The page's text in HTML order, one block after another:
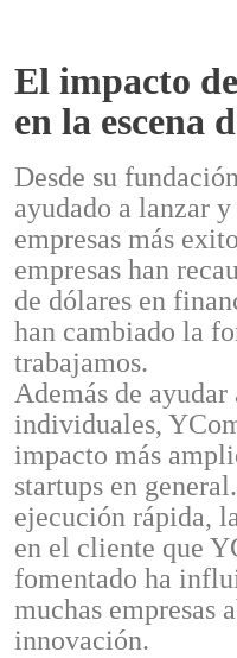
El impacto
en la escena
Desde su
ayudado a lanzar
empresas más
empresas han
de dólares en
han cambiado la
trabajamos.
Además de ayudar
individuales,
impacto más
startups en
ejecución rápida,
en el cliente que
fomentado ha
muchas empresas
innovación.